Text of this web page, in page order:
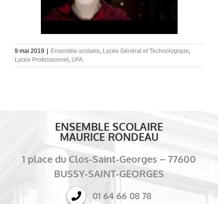
9 mai 2019 | Ensemble scolaire Lycée Général et Technologique
Lycée Professionnel UFA
ENSEMBLE SCOLAIRE
MAURICE RONDEAU
1 place du Clos-Saint-Georges – 77600
BUSSY-SAINT-GEORGES
01 64 66 08 78